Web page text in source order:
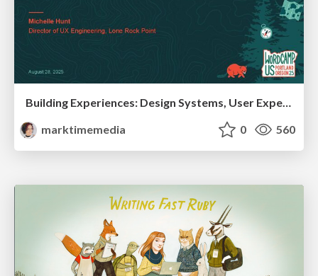
Building Experiences: Design Systems, User Experience, and Full Site Editing
marktimemedia
0 560